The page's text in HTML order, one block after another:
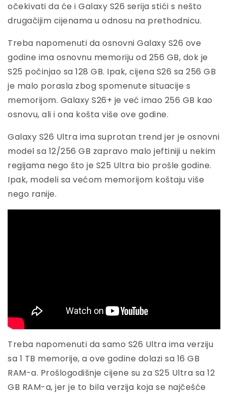
očekivati da će i Galaxy S26 serija stići s nešto
drugačijim cijenama u odnosu na prethodnicu.
Treba napomenuti da osnovni Galaxy S26 ove
godine ima osnovnu memoriju od 256 GB, dok je
S25 počinjao sa 128 GB. Ipak, cijena S26 sa 256 GB
je malo porasla zbog spomenute situacije s
memorijom. Galaxy S26+ je već imao 256 GB kao
osnovu, ali i ona košta više ove godine.
Galaxy S26 Ultra ima suprotan trend jer je osnovni
model sa 12/256 GB zapravo malo jeftiniji u nekim
regijama nego što je S25 Ultra bio prošle godine.
Ipak, modeli sa većom memorijom koštaju više
nego ranije.
Treba napomenuti da samo S26 Ultra ima verziju
sa 1 TB memorije, a ove godine dolazi sa 16 GB
RAM-a. Prošlogodišnje cijene su za S25 Ultra sa 12
GB RAM-a, jer je to bila verzija koja se najčešće